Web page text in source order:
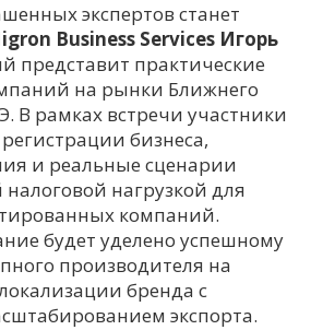
экспертов станет
Business Services Игорь
представит практические
на рынки Ближнего
В рамках встречи участники
бизнеса,
и реальные сценарии
нагрузкой для
компаний.
будет уделено успешному
производителя на
бренда с
экспорта.